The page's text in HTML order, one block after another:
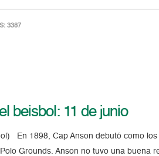
3387
beisbol: 11 de junio
En 1898, Cap Anson debutó como
Grounds. Anson no tuvo una buena